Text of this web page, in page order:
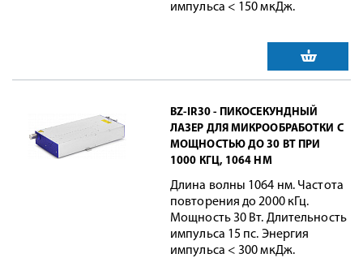
импульса < 150 мкДж.
BZ-IR30 - ПИКОСЕКУНДНЫЙ
ЛАЗЕР ДЛЯ МИКРООБРАБОТКИ С
МОЩНОСТЬЮ ДО 30 ВТ ПРИ
1000 КГЦ, 1064 НМ
Длина волны 1064 нм. Частота
повторения до 2000 кГц.
Мощность 30 Вт. Длительность
импульса 15 пс. Энергия
импульса < 300 мкДж.